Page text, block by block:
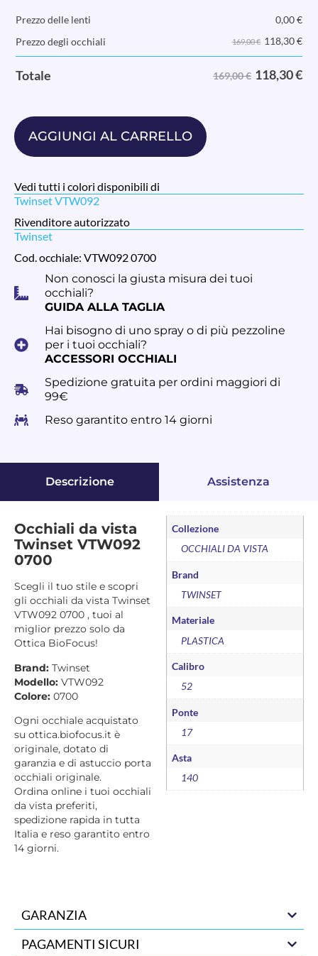
Prezzo delle lenti 0,00€
Prezzo degli occhiali
169,00 € 118,30€
Totale 169,00 € 118,30€
AGGIUNGI AL CARRELLO
Vedi tutti i colori disponibili di
Twinset VTW092
Rivenditore autorizzato
Twinset
Cod. occhiale: VTW092 0700
Non conosci la giusta misura dei tuoi
occhiali?
GUIDA ALLA TAGLIA
Hai bisogno di uno spray o di più pezzoline
per i tuoi occhiali?
ACCESSORI OCCHIALI
Spedizione gratuita per ordini maggiori di
99€
Reso garantito entro 14 giorni
Descrizione Assistenza
Occhiali da vista
Twinset VTW092
0700
Scegli il tuo stile e scopri
gli occhiali da vista Twinset
VTW092 0700 , tuoi al
miglior prezzo solo da
Ottica BioFocus!
Brand: Twinset
Modello: VTW092
Colore: 0700
Ogni occhiale acquistato
su ottica.biofocus.it è
originale, dotato di
garanzia e di astuccio porta
occhiali originale.
Ordina online i tuoi occhiali
da vista preferiti,
spedizione rapida in tutta
Italia e reso garantito entro
14 giorni.
Collezione
OCCHIALI DA VISTA
Brand
TWINSET
Materiale
PLASTICA
Calibro
52
Ponte
17
Asta
140
GARANZIA
PAGAMENTI SICURI